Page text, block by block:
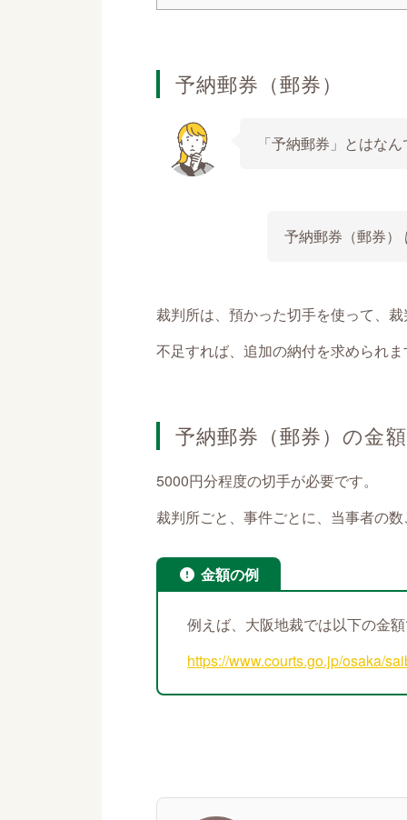
予納郵券（郵券）
「予納郵券」とはな
予納郵券（郵券）
裁判所は、預かった切手を使って、
不足すれば、追加の納付を求められ
予納郵券（郵券）の金額
5000円分程度の切手が必要です。
裁判所ごと、事件ごとに、当事者の
金額の例
例えば、大阪地裁では以下の金
https://www.courts.go.jp/osaka/